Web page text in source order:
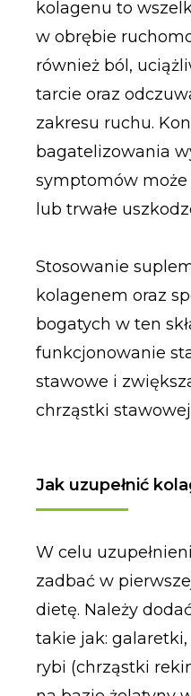
kolagenu to
w obrębie
również ból,
tarcie oraz
zakresu ruchu.
bagatelizowania
symptomów może
lub trwałe
Stosowanie
kolagenem oraz
bogatych w ten
funkcjonowanie
stawowe i
chrząstki
Jak uzupełnić
W celu
zadbać w
dietę. Należy
takie jak:
rybi (chrząstki